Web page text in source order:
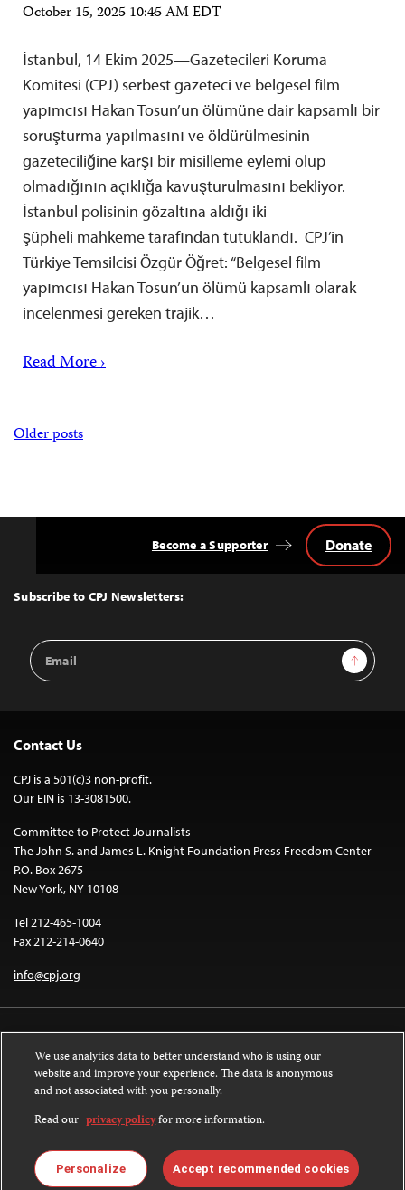
October 15, 2025 10:45 AM EDT
İstanbul, 14 Ekim 2025—Gazetecileri Koruma
Komitesi (CPJ) serbest gazeteci ve belgesel film
yapımcısı Hakan Tosun’un ölümüne dair kapsamlı bir
soruşturma yapılmasını ve öldürülmesinin
gazeteciliğine karşı bir misilleme eylemi olup
olmadığının açıklığa kavuşturulmasını bekliyor.
İstanbul polisinin gözaltına aldığı iki
şüpheli mahkeme tarafından tutuklandı. CPJ’in
Türkiye Temsilcisi Özgür Öğret: “Belgesel film
yapımcısı Hakan Tosun’un ölümü kapsamlı olarak
incelenmesi gereken trajik…
Read More ›
Posts
Older posts
Top
Subscribe to CPJ Newsletters:
Email
Address
Sign Up
Become a Supporter Donate
Contact Us
CPJ is a 501(c)3 non-profit.
Our EIN is 13-3081500.
Committee to Protect Journalists
The John S. and James L. Knight Foundation Press Freedom Center
P.O. Box 2675
New York, NY 10108
Tel 212-465-1004
Fax 212-214-0640
info@cpj.org
Except where noted, text on this website is licensed under a
License.
Images and other media are not covered by the Creative Commons license.
For more information about permissions, see ourFAQs.
We use analytics data to better understand who is using our
website and improve your experience. The data is anonymous
and not associated with you personally.
Read our privacy policyfor more information.
Personalize Accept recommended cookies